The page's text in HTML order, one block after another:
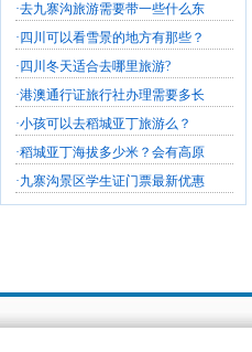
·去九寨沟旅游需要带一些什么东
· 四川可以看雪景的地方有那些？
· 四川冬天适合去哪里旅游?
·港澳通行证旅行社办理需要多长
·小孩可以去稻城亚丁旅游么？
·稻城亚丁海拔多少米？会有高原
·九寨沟景区学生证门票最新优惠